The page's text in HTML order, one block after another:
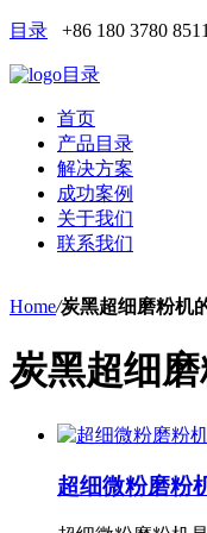
目录 +86 180 3780 8511
目录
首页
产品目录
解决方案
成功案例
关于我们
联系我们
Home/炭黑超细磨粉机
炭黑超细
超细微粉磨粉